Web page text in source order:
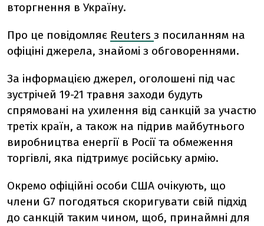
вторгнення в Україну.
Про це повідомляє Reuters з посиланням на
офіціні джерела, знайомі з обговореннями.
За інформацією джерел, оголошені під час
зустрічей 19-21 травня заходи будуть
спрямовані на ухилення від санкцій за участю
третіх країн, а також на підрив майбутнього
виробництва енергії в Росії та обмеження
торгівлі, яка підтримує російську армію.
Окремо офіційні особи США очікують, що
члени G7 погодяться скоригувати свій підхід
до санкцій таким чином, щоб, принаймні для